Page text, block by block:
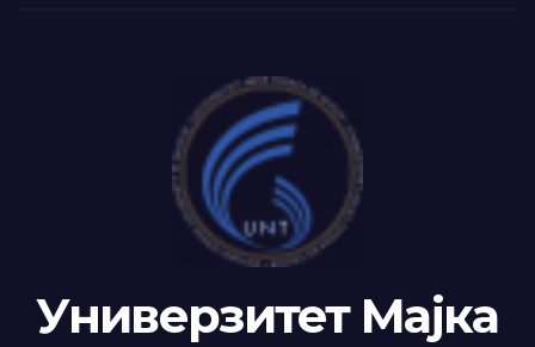
Универзитет Мајка